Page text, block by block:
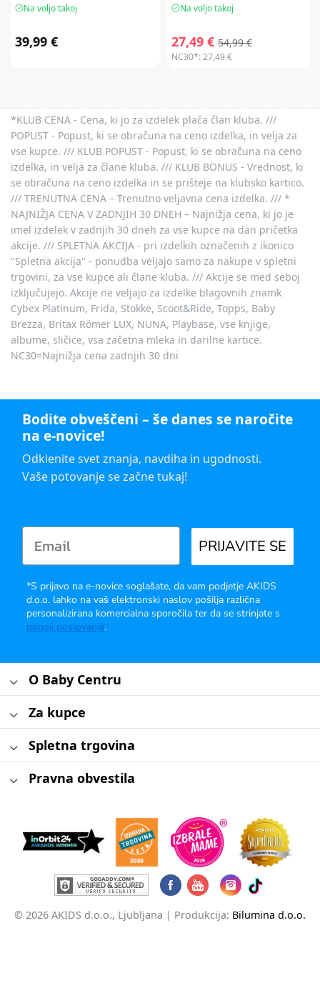
Na voljo takoj
39,99 €
Na voljo takoj
27,49 € 54,99 €
NC30*:27,49 €
*KLUB CENA - Cena, ki jo za izdelek plača član kluba. ///
POPUST - Popust, ki se obračuna na ceno izdelka, in velja za
vse kupce. /// KLUB POPUST - Popust, ki se obračuna na ceno
izdelka, in velja za člane kluba. /// KLUB BONUS - Vrednost, ki
se obračuna na ceno izdelka in se prišteje na klubsko kartico.
/// TRENUTNA CENA – Trenutno veljavna cena izdelka. /// *
NAJNIŽJA CENA V ZADNJIH 30 DNEH – Najnižja cena, ki jo je
imel izdelek v zadnjih 30 dneh za vse kupce na dan pričetka
akcije. /// SPLETNA AKCIJA - pri izdelkih označenih z ikonico
"Spletna akcija" - ponudba veljajo samo za nakupe v spletni
trgovini, za vse kupce ali člane kluba. /// Akcije se med seboj
izključujejo. Akcije ne veljajo za izdelke blagovnih znamk
Cybex Platinum, Frida, Stokke, Scoot&Ride, Topps, Baby
Brezza, Britax Römer LUX, NUNA, Playbase, vse knjige,
albume, sličice, vsa začetna mleka in darilne kartice.
NC30=Najnižja cena zadnjih 30 dni
Bodite obveščeni – še danes se naročite
na e-novice!
Odklenite svet znanja, navdiha in ugodnosti.
Vaše potovanje se začne tukaj!
PRIJAVITE SE
*S prijavo na e-novice soglašate, da vam podjetje AKIDS
d.o.o. lahko na vaš elektronski naslov pošilja različna
personalizirana komercialna sporočila ter da se strinjate s
pogoji poslovanja.
O Baby Centru
Za kupce
Spletna trgovina
Pravna obvestila
© 2026 AKIDS d.o.o., Ljubljana | Produkcija: Bilumina d.o.o.